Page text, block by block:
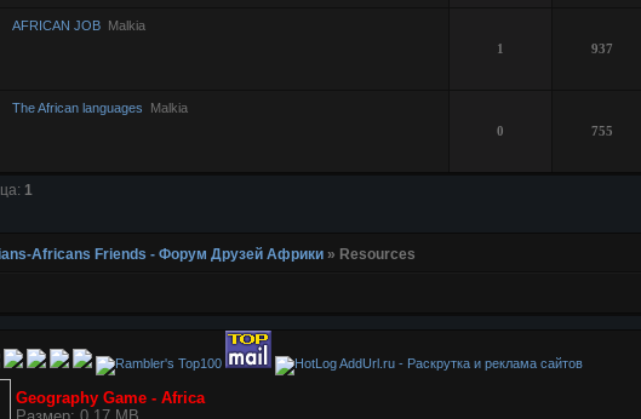
AFRICAN JOB
Malkia
1
937
The African languages
Malkia
0
755
1
Africans Friends - Форум Друзей Африки » Resources
AddUrl.ru - Раскрутка и реклама сайтов
Geography Game - Africa